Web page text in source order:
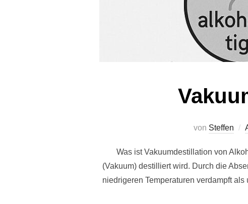
von Steffen
Was ist Vakuumdestillation von
(Vakuum) destilliert wird. Durch die
niedrigeren Temperaturen verdampft